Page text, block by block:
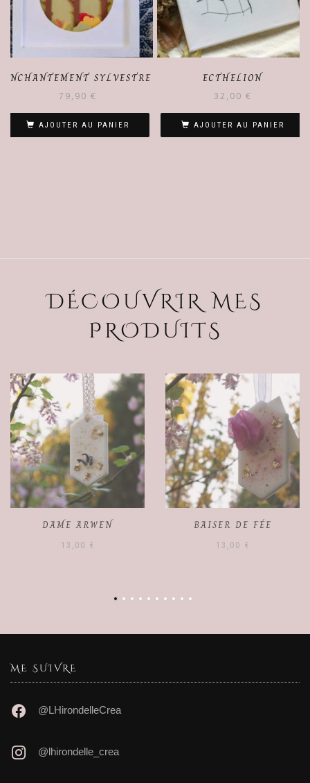
ENCHANTEMENT SYLVESTRE
79,90 €
AJOUTER AU PANIER
ECTHELION
32,00 €
AJOUTER AU PANIER
DÉCOUVRIR MES
PRODUITS
BAISER DE FÉE
13,00 €
SIROP DES BOSQUETS
10,00 €
ME SUIVRE
@LHirondelleCrea
@lhirondelle_crea